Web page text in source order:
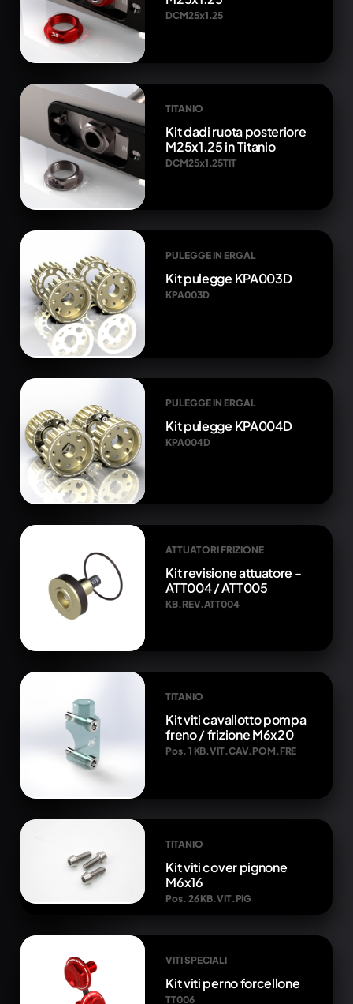
DCM25x1.25
TITANIO
Kit dadi ruota posteriore
M25x1.25 in Titanio
DCM25x1.25TIT
PULEGGE IN ERGAL
Kit pulegge KPA003D
KPA003D
PULEGGE IN ERGAL
Kit pulegge KPA004D
KPA004D
ATTUATORI FRIZIONE
Kit revisione attuatore -
ATT004 / ATT005
KB.REV.ATT004
TITANIO
Kit viti cavallotto pompa
freno / frizione M6x20
Pos. 1 KB.VIT.CAV.POM.FRE
TITANIO
Kit viti cover pignone
M6x16
Pos. 26 KB.VIT.PIG
VITI SPECIALI
Kit viti perno forcellone
TT006